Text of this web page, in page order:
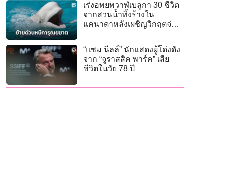
เร่งอพยพวาฬเบลูกา 30 ชีวิต
จากสวนน้ำทิ้งร้างใน
แคนาดาหลังเผชิญวิกฤตจ่อ
“แซม นีลล์” นักแสดงผู้โด่งดัง
จาก “จูราสสิค พาร์ค” เสีย
ชีวิตในวัย 78 ปี